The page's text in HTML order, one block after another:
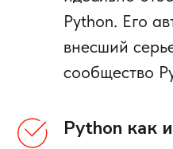
Python. Его
внесший
сообщество
Python как